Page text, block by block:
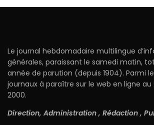
Le journal hebdomadaire multilingue
générales, paraissant le samedi matin,
année de parution (depuis 1904). Parmi
journaux à paraître sur le web en ligne au
2000.
Direction, Administration , Rédaction ,